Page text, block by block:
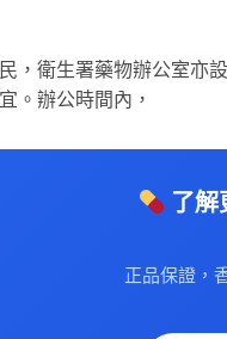
，衛生署藥物辦公室亦
。辦公時間內，
了解
正品保證，